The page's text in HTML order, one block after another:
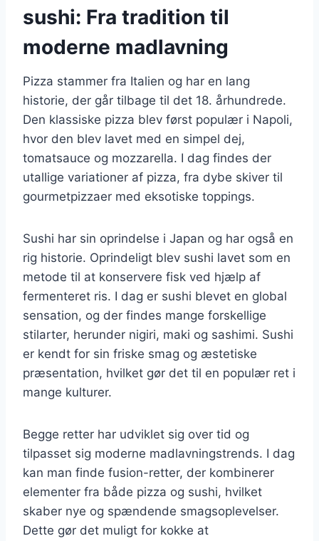
sushi: Fra tradition til
moderne madlavning
Pizza stammer fra Italien og har en lang
historie, der går tilbage til det 18. århundrede.
Den klassiske pizza blev først populær i Napoli,
hvor den blev lavet med en simpel dej,
tomatsauce og mozzarella. I dag findes der
utallige variationer af pizza, fra dybe skiver til
gourmetpizzaer med eksotiske toppings.
Sushi har sin oprindelse i Japan og har også en
rig historie. Oprindeligt blev sushi lavet som en
metode til at konservere fisk ved hjælp af
fermenteret ris. I dag er sushi blevet en global
sensation, og der findes mange forskellige
stilarter, herunder nigiri, maki og sashimi. Sushi
er kendt for sin friske smag og æstetiske
præsentation, hvilket gør det til en populær ret i
mange kulturer.
Begge retter har udviklet sig over tid og
tilpasset sig moderne madlavningstrends. I dag
kan man finde fusion-retter, der kombinerer
elementer fra både pizza og sushi, hvilket
skaber nye og spændende smagsoplevelser.
Dette gør det muligt for kokke at